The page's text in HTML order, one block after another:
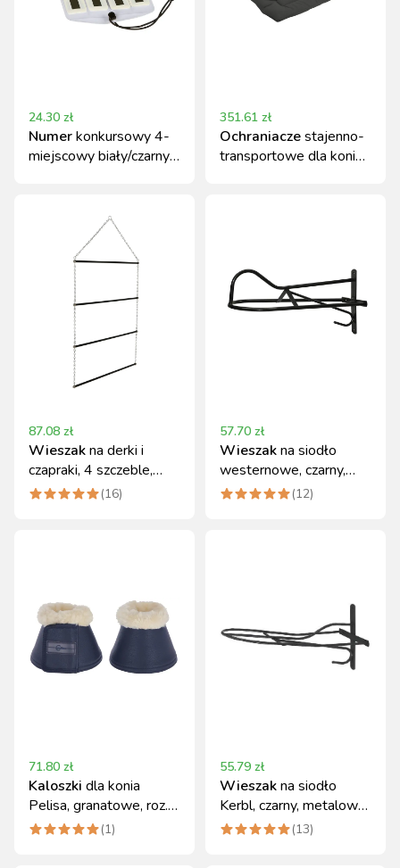
24.30 zł
Numerkonkursowy 4-
miejscowy biały/czarny
351.61 zł
Ochraniaczestajenno-
transportowe dla konia
87.08 zł
Wieszakna derki i
czapraki, 4 szczeble,
Kerbl
(16)
57.70 zł
Wieszakna siodło
westernowe, czarny,
Kerbl
(12)
71.80 zł
Kaloszki dla konia
Pelisa, granatowe, roz.
Cob, Covalliero
(1)
55.79 zł
Wieszakna siodło
Kerbl, czarny, metalowy,
54 cm
(13)